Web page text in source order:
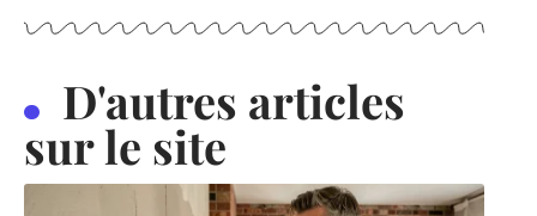
D'autres articles
sur le site